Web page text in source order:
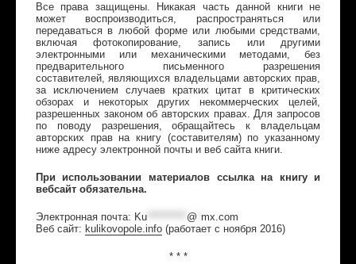
Все права защищены. Никакая часть данной книги не
может воспроизводиться, распространяться или
передаваться в любой форме или любыми средствами,
включая фотокопирование, запись или другими
электронными или механическими методами, без
предварительного письменного разрешения
составителей, являющихся владельцами авторских прав,
за исключением случаев кратких цитат в критических
обзорах и некоторых других некоммерческих целей,
разрешенных законом об авторских правах. Для запросов
по поводу разрешения, обращайтесь к владельцам
авторских прав на книгу (составителям) по указанному
ниже адресу электронной почты и веб сайта книги.
При использовании материалов ссылка на книгу и
вебсайт обязательна.
Электронная почта: Ku********** @ mx.com
Веб сайт: kulikovopole.info(работает с ноября 2016)
* * *